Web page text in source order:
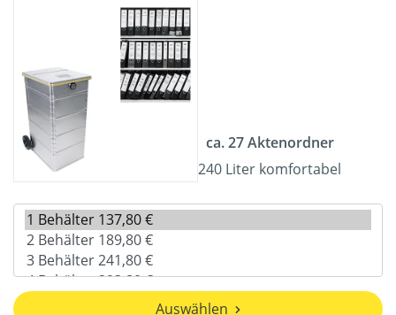
ca. 27 Aktenordner
240 Liter komfortabel
Auswählen